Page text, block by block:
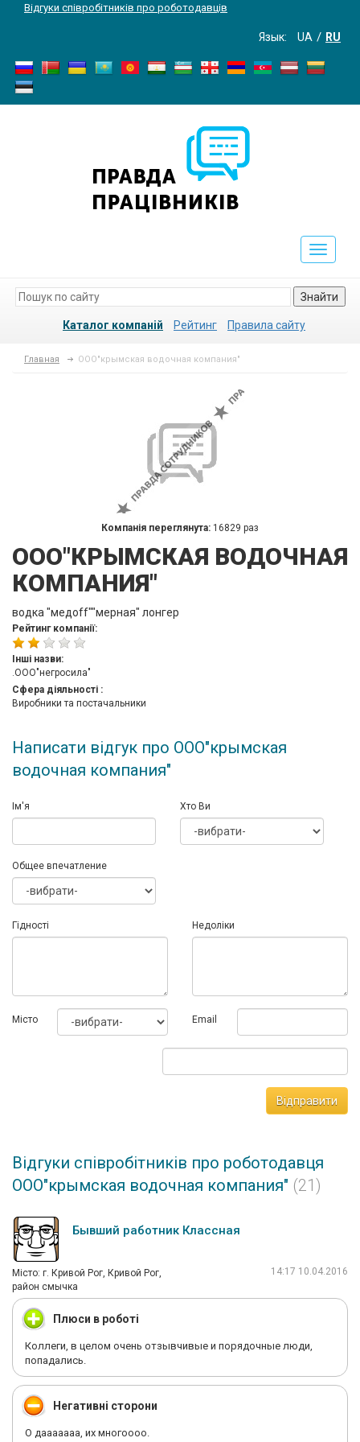
Відгуки співробітників про роботодавців
Язык: UA RU
Toggle
Знайти
Каталог компаній Рейтинг Правила сайту
Главная ООО"крымская водочная компания"
Компанія переглянута: 16829 раз
ООО"КРЫМСКАЯ ВОДОЧНАЯ
КОМПАНИЯ"
водка "медоff""мерная" лонгер
Рейтинг компанії:
Інші назви:
.ООО"негросила"
Сфера діяльності :
Виробники та постачальники
Написати відгук про ООО"крымская
водочная компания"
Ім'я Хто Ви
Общее впечатление
Гідності Недоліки
Мiсто Email
Відправити
Відгуки співробітників про роботодавця
ООО"крымская водочная компания" (21)
Бывший работник Классная
Мiсто: г. Кривой Рог, Кривой Рог,
район смычка
14:17 10.04.2016
Плюси в роботі
Коллеги, в целом очень отзывчивые и порядочные люди,
попадались.
Негативні сторони
О дааааааа, их многоооо.